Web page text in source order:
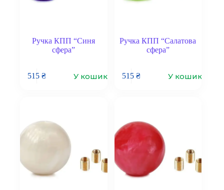
Ручка КПП “Синя
сфера”
515₴ У кошик
Ручка КПП “Салатова
сфера”
515 ₴ У кошик